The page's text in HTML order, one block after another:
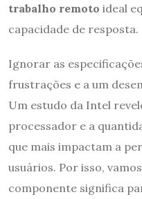
trabalho remoto ideal
capacidade de resposta.
Ignorar as
frustrações e a um
Um estudo da Intel
processador e a
que mais impactam a
usuários. Por isso,
componente significa